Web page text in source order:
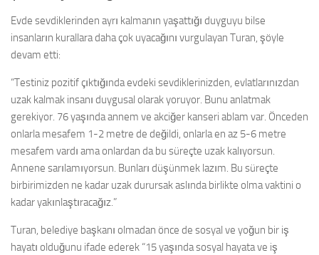
Evde sevdiklerinden ayrı kalmanın yaşattığı duyguyu bilse
insanların kurallara daha çok uyacağını vurgulayan Turan, şöyle
devam etti:
“Testiniz pozitif çıktığında evdeki sevdiklerinizden, evlatlarınızdan
uzak kalmak insanı duygusal olarak yoruyor. Bunu anlatmak
gerekiyor. 76 yaşında annem ve akciğer kanseri ablam var. Önceden
onlarla mesafem 1-2 metre de değildi, onlarla en az 5-6 metre
mesafem vardı ama onlardan da bu süreçte uzak kalıyorsun.
Annene sarılamıyorsun. Bunları düşünmek lazım. Bu süreçte
birbirimizden ne kadar uzak durursak aslında birlikte olma vaktini o
kadar yakınlaştıracağız.”
Turan, belediye başkanı olmadan önce de sosyal ve yoğun bir iş
hayatı olduğunu ifade ederek “15 yaşında sosyal hayata ve iş